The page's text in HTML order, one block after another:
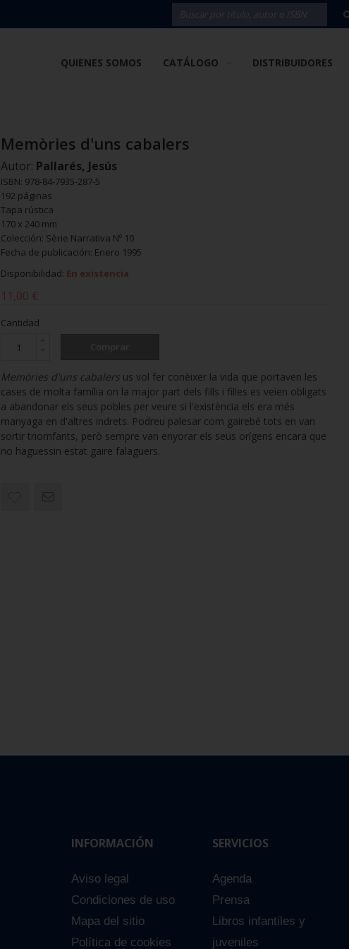
QUIENES SOMOS CATÁLOGO DISTRIBUIDORES
Memòries d'uns cabalers
Autor: Pallarés, Jesús
ISBN: 978-84-7935-287-5
192 páginas
Tapa rústica
170 x 240 mm
Colección: Sèrie Narrativa Nº 10
Fecha de publicación: Enero 1995
Disponibilidad: En existencia
11,00 €
Cantidad
Memòries d'uns cabalers us vol fer conèixer la vida que portaven les
cases de molta família on la major part dels fills i filles es veien obligats
a abandonar els seus pobles per veure si l'existència els era més
manyaga en d'altres indrets. Podreu palesar com gairebé tots en van
sortir triomfants, però sempre van enyorar els seus orígens encara que
no haguessin estat gaire falaguers.
INFORMACIÓN
Aviso legal
Condiciones de uso
Mapa del sitio
Política de cookies
SERVICIOS
Agenda
Prensa
Libros infantiles y
juveniles